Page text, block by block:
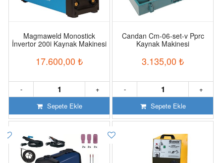
Magmaweld Monostick
İnvertor 200i Kaynak Makinesi
17.600,00 ₺
+
-
Sepete Ekle
Candan Cm-06-set-v Pprc
Kaynak Makinesi
3.135,00 ₺
+
-
Sepete Ekle